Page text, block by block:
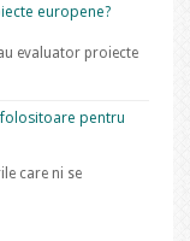
europene?
evaluator proiecte
pentru
care ni se